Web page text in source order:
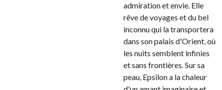
admiration et envie. Elle
rêve de voyages et du bel
inconnu qui la transportera
dans son palais d'Orient, où
les nuits semblent infinies
et sans frontières. Sur sa
peau, Epsilon a la chaleur